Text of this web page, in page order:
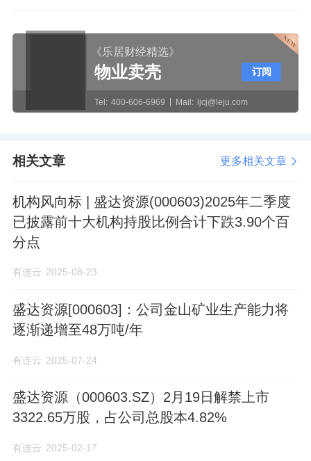
《乐居财经精选》
物业卖壳
Tel: 400-606-6969 Mail: ljcj@leju.com
订阅
相关文章 更多相关文章
机构风向标 | 盛达资源(000603)2025年二季度
已披露前十大机构持股比例合计下跌3.90个百
分点
有连云 2025-08-23
盛达资源[000603]：公司金山矿业生产能力将
逐渐递增至48万吨/年
有连云 2025-07-24
盛达资源（000603.SZ）2月19日解禁上市
3322.65万股，占公司总股本4.82%
有连云 2025-02-17